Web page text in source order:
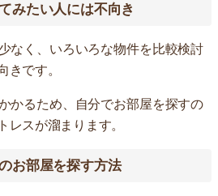
みたい人には不向き
なく、いろいろな物件を比較検討
きです。
かるため、自分でお部屋を探すの
レスが溜まります。
お部屋を探す方法